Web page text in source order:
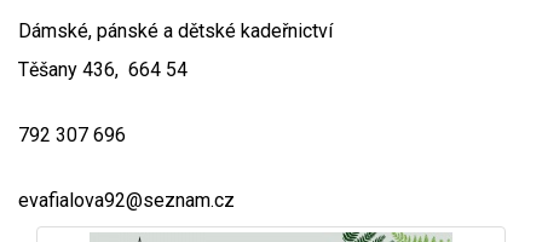
Dámské, pánské a dětské kadeřnictví
Těšany 436, 664 54
792 307 696
evafialova92@seznam.cz
Video - průlet dronem
Poruchy, omezení
Zpravodaj
Okolní obce
Nabídka práce